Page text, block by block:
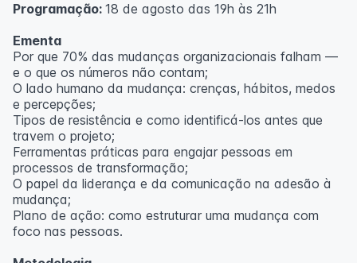
Outras informações
inscritos serão avisados ​​antecipadamente.
O IPETEC reserva-se o direito de não realizar o curso
caso não atinja o número mínimo de 20 inscritos.
Professor(a):
Programação: 18 de agosto das 19h às 21h
Ementa
Por que 70% das mudanças organizacionais falham —
e o que os números não contam;
O lado humano da mudança: crenças, hábitos, medos
e percepções;
Tipos de resistência e como identificá-los antes que
travem o projeto;
Ferramentas práticas para engajar pessoas em
processos de transformação;
O papel da liderança e da comunicação na adesão à
mudança;
Plano de ação: como estruturar uma mudança com
foco nas pessoas.